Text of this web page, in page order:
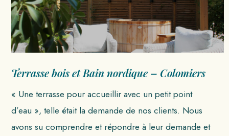
Terrasse bois et Bain nordique – Colomiers
« Une terrasse pour accueillir avec un petit point
d’eau », telle était la demande de nos clients. Nous
avons su comprendre et répondre à leur demande et